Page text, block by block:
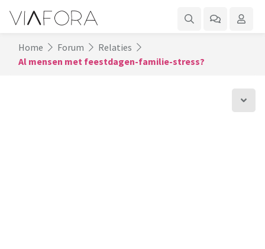
Home Forum
Relaties
Al mensen met feestdagen-familie-stress?